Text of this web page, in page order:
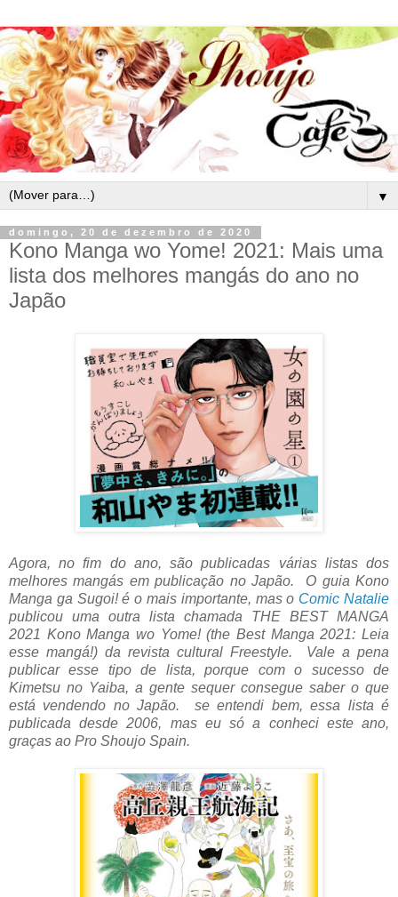
▼
domingo, 20 de dezembro de 2020
Kono Manga wo Yome! 2021: Mais uma
lista dos melhores mangás do ano no
Japão
Agora, no fim do ano, são publicadas várias listas dos
melhores mangás em publicação no Japão. O guia Kono
Manga ga Sugoi! é o mais importante, mas o Comic Natalie
publicou uma outra lista chamada THE BEST MANGA
2021 Kono Manga wo Yome! (the Best Manga 2021: Leia
esse mangá!) da revista cultural Freestyle. Vale a pena
publicar esse tipo de lista, porque com o sucesso de
Kimetsu no Yaiba, a gente sequer consegue saber o que
está vendendo no Japão. se entendi bem, essa lista é
publicada desde 2006, mas eu só a conheci este ano,
graças ao Pro Shoujo Spain.